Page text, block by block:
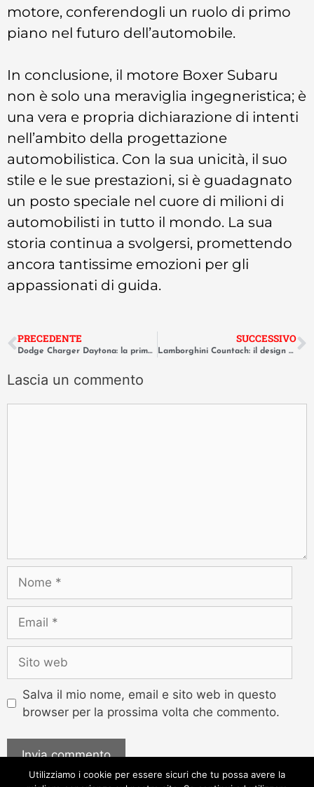
motore, conferendogli un ruolo di primo
piano nel futuro dell’automobile.
In conclusione, il motore Boxer Subaru
non è solo una meraviglia ingegneristica; è
una vera e propria dichiarazione di intenti
nell’ambito della progettazione
automobilistica. Con la sua unicità, il suo
stile e le sue prestazioni, si è guadagnato
un posto speciale nel cuore di milioni di
automobilisti in tutto il mondo. La sua
storia continua a svolgersi, promettendo
ancora tantissime emozioni per gli
appassionati di guida.
PRECEDENTE
Dodge Charger Daytona: la prima auto a superare le 200 miglia orarie
SUCCESSIVO
Lamborghini Countach: il design di Marcello Gandini che ruppe le regole
Lascia un commento
Salva il mio nome, email e sito web in questo
browser per la prossima volta che commento.
Utilizziamo i cookie per essere sicuri che tu possa avere la